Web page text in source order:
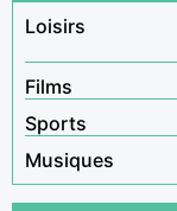
Loisirs
Films
Sports
Musiques